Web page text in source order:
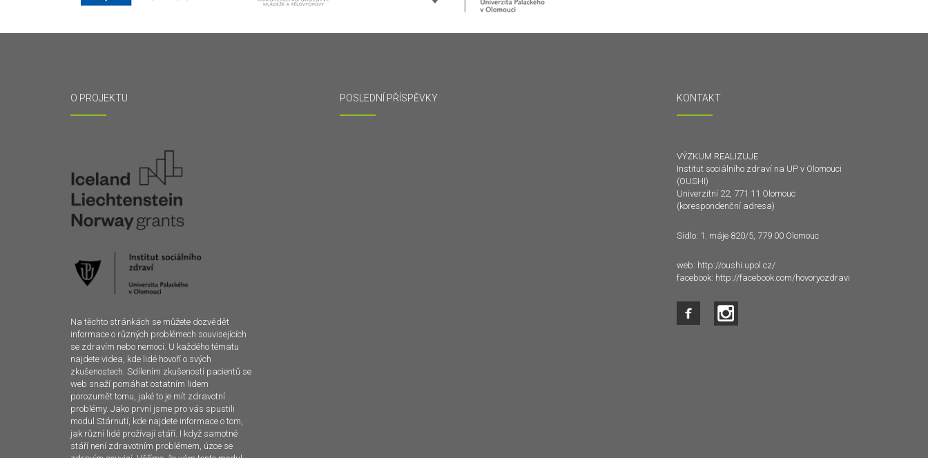
O PROJEKTU
Na těchto stránkách se můžete dozvědět
informace o různých problémech souvisejících
se zdravím nebo nemocí. U každého tématu
najdete videa, kde lidé hovoří o svých
zkušenostech. Sdílením zkušeností pacientů se
web snaží pomáhat ostatním lidem
porozumět tomu, jaké to je mít zdravotní
problémy. Jako první jsme pro vás spustili
modul Stárnutí, kde najdete informace o tom,
jak různí lidé prožívají stáří. I když samotné
stáří není zdravotním problémem, úzce se
POSLEDNÍ PŘÍSPĚVKY KONTAKT
VÝZKUM REALIZUJE
Institut sociálního zdraví na UP v Olomouci
(OUSHI)
Univerzitní 22, 771 11 Olomouc
(korespondenční adresa)
Sídlo: 1. máje 820/5, 779 00 Olomouc
web: http://oushi.upol.cz/
facebook: http://facebook.com/hovoryozdravi